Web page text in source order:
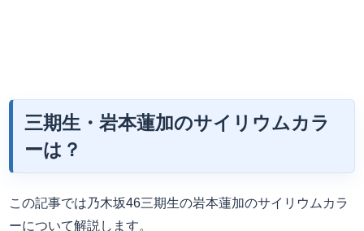
三期生・岩本蓮加のサイリウムカラ
ーは？
この記事では乃木坂46三期生の岩本蓮加のサイリウムカラ
ーについて解説します。